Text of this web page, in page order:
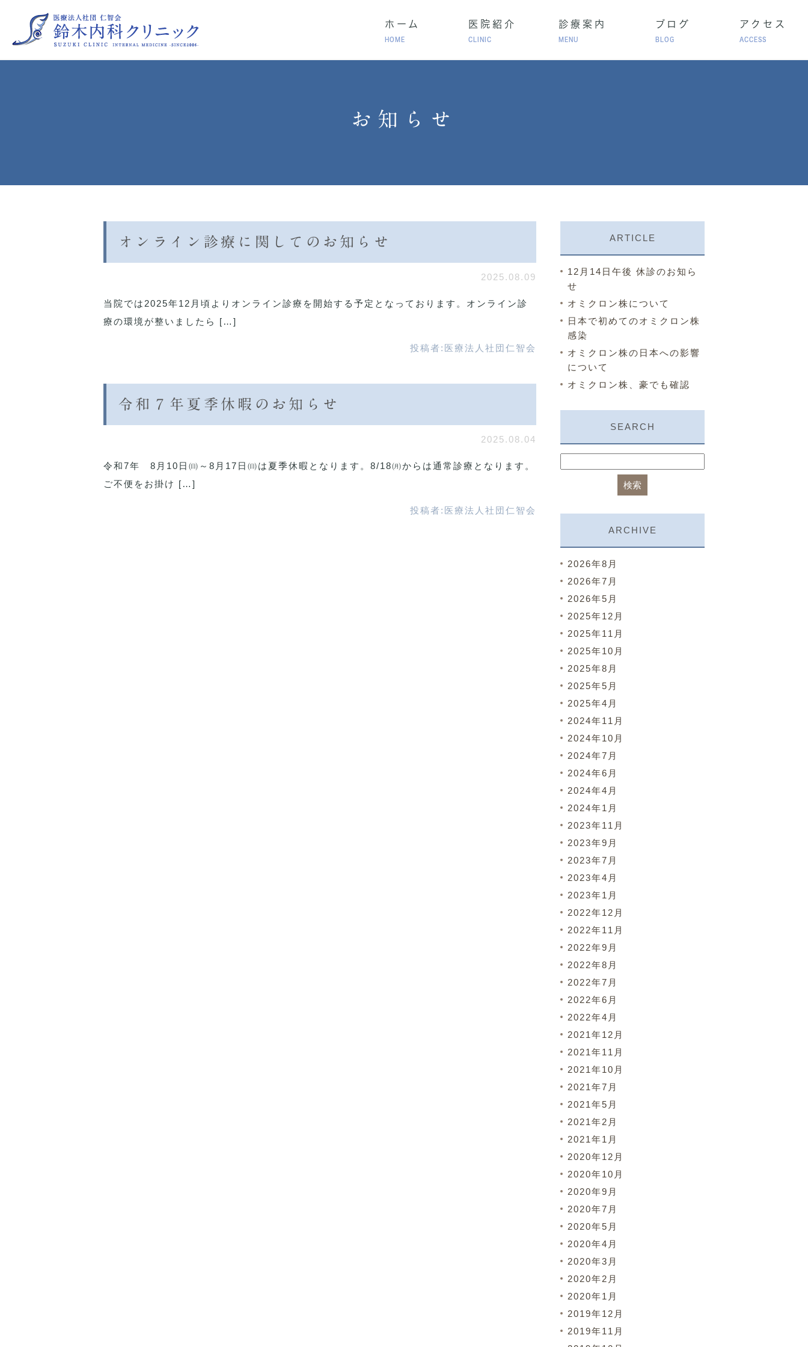
ホーム
HOME
医院紹介
CLINIC
診療案内
MENU
成人の長引く咳
慢性閉塞性肺疾患（COPD）・在宅酸素療法（HOT）
ブログ
BLOG
アクセス
ACCESS
お知らせ
オンライン診療に関してのお知らせ
2025.08.09
当院では2025年12月頃よりオンライン診療を開始する予定となっております。オンライン診
療の環境が整いましたら […]
投稿者: 医療法人社団仁智会
令和７年夏季休暇のお知らせ
2025.08.04
令和7年 8月10日㈰～8月17日㈰は夏季休暇となります。8/18㈪からは通常診療となります。
ご不便をお掛け […]
投稿者: 医療法人社団仁智会
ARTICLE
12月14日午後 休診のお知ら
せ
オミクロン株について
日本で初めてのオミクロン株
感染
オミクロン株の日本への影響
について
オミクロン株、豪でも確認
SEARCH
ARCHIVE
2026年8月
2026年7月
2026年5月
2025年12月
2025年11月
2025年10月
2025年8月
2025年5月
2025年4月
2024年11月
2024年10月
2024年7月
2024年6月
2024年4月
2024年1月
2023年11月
2023年9月
2023年7月
2023年4月
2023年1月
2022年12月
2022年11月
2022年9月
2022年8月
2022年7月
2022年6月
2022年4月
2021年12月
2021年11月
2021年10月
2021年7月
2021年5月
2021年2月
2021年1月
2020年12月
2020年10月
2020年9月
2020年7月
2020年5月
2020年4月
2020年3月
2020年2月
2020年1月
2019年12月
2019年11月